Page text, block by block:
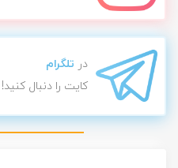
در تلگرام
کایت را دنبال کنید!